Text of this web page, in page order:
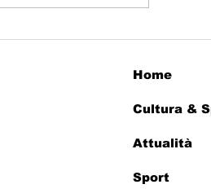
RILANCIO
PROPOSTE"
Home
Cultura &
Attualità
Sport